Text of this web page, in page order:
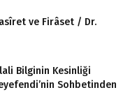
ve Firâset / Dr.
Bilginin Kesinliği
Sohbetinden